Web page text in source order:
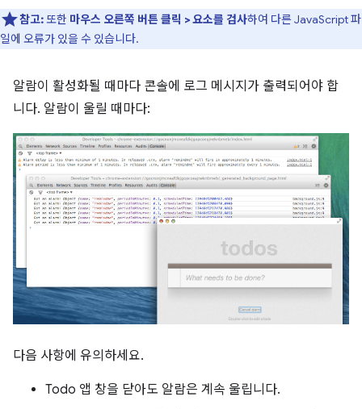
참고: 또한 마우스 오른쪽 버튼 클릭 > 요소를 검사하여 다른 JavaScript 파
일에 오류가 있을 수 있습니다.
알람이 활성화될 때마다 콘솔에 로그 메시지가 출력되어야 합
니다. 알람이 울릴 때마다:
다음 사항에 유의하세요.
Todo 앱 창을 닫아도 알람은 계속 울립니다.